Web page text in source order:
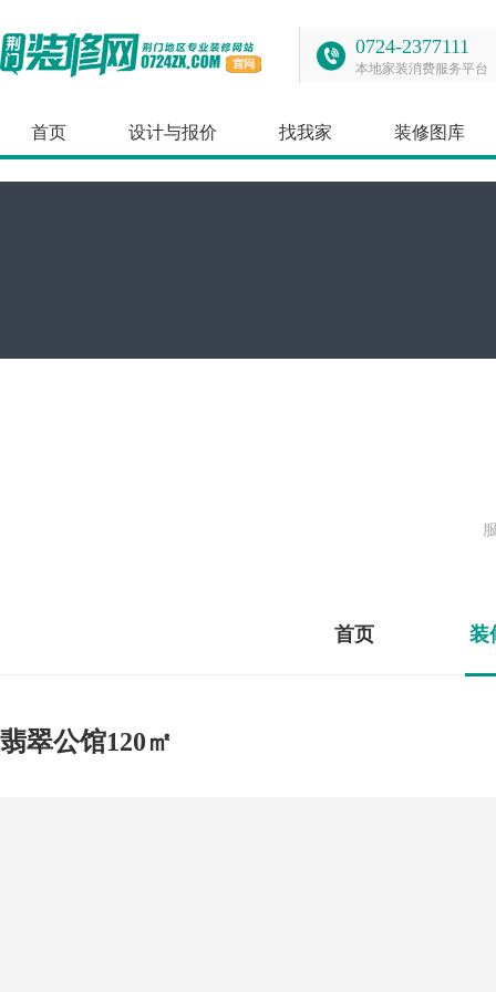
0724-2377111
本地家装消费服务平台
首页 设计与报价 找我家 装修图库
首页 装
翡翠公馆120㎡